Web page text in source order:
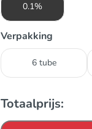
0.1%
Verpakking
6 tube
Totaalprijs: